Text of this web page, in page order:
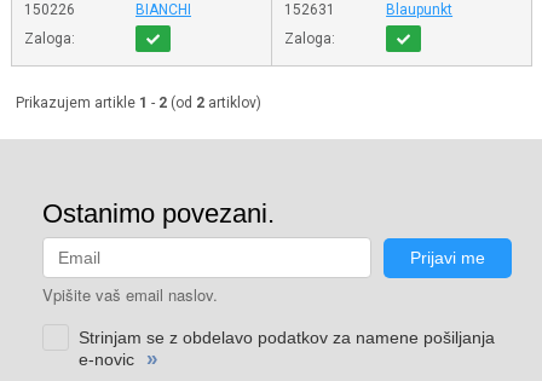
150226
BIANCHI
Zaloga:
152631
Blaupunkt
Zaloga:
Prikazujem artikle 1 - 2 (od 2 artiklov)